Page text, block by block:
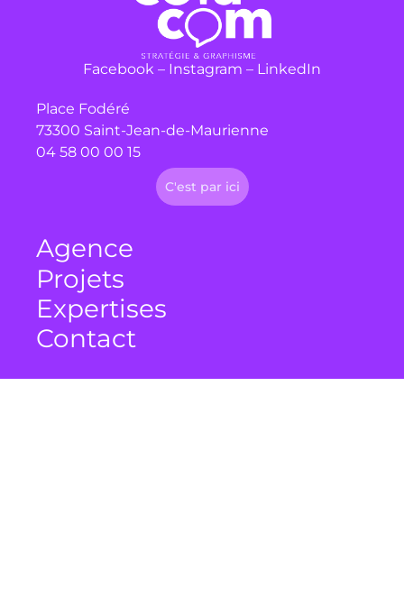
C'est par ici
Facebook – Instagram – LinkedIn
Place Fodéré
73300 Saint-Jean-de-Maurienne
04 58 00 00 15
Agence
Projets
Expertises
Contact